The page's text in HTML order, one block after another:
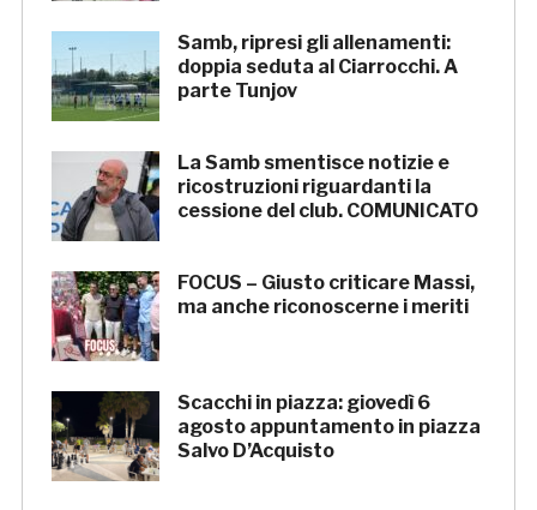
Samb, ripresi gli allenamenti:
doppia seduta al Ciarrocchi. A
parte Tunjov
La Samb smentisce notizie e
ricostruzioni riguardanti la
cessione del club. COMUNICATO
FOCUS – Giusto criticare Massi,
ma anche riconoscerne i meriti
Scacchi in piazza: giovedì 6
agosto appuntamento in piazza
Salvo D’Acquisto